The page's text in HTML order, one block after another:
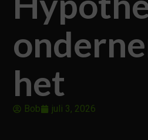
het
Bob juli 3, 2026